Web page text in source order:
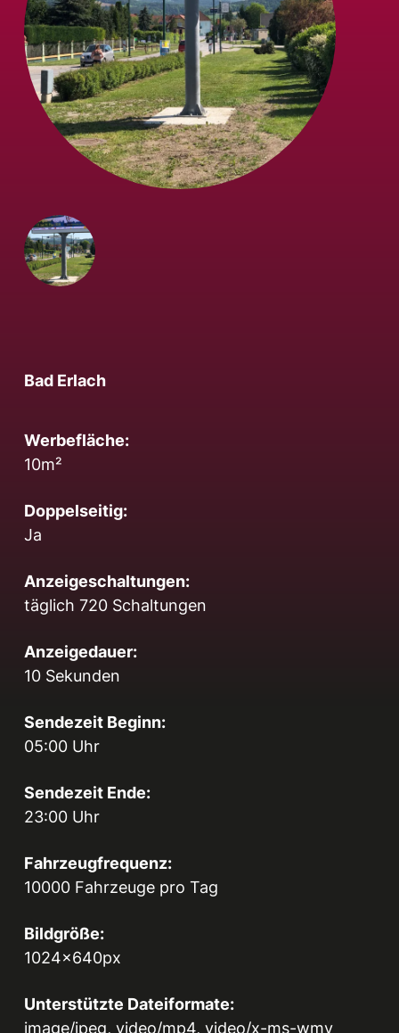
Bad Erlach
Werbefläche:
10m²
Doppelseitig:
Ja
Anzeigeschaltungen:
täglich 720 Schaltungen
Anzeigedauer:
10 Sekunden
Sendezeit Beginn:
05:00 Uhr
Sendezeit Ende:
23:00 Uhr
Fahrzeugfrequenz:
10000 Fahrzeuge pro Tag
Bildgröße:
1024x640px
Unterstützte Dateiformate:
image/jpeg, video/mp4, video/x-ms-wmv